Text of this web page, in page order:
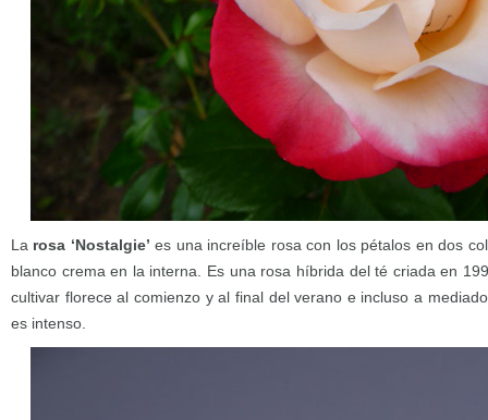
La rosa ‘Nostalgie’ es una increíble rosa con los pétalos en dos
blanco crema en la interna. Es una rosa híbrida del té criada en
cultivar florece al comienzo y al final del verano e incluso a
es intenso.